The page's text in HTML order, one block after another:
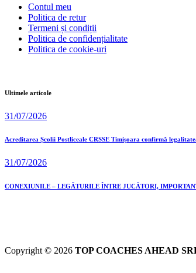
Contul meu
Politica de retur
Termeni și condiții
Politica de confidențialitate
Politica de cookie-uri
Ultimele articole
31/07/2026
Acreditarea Școlii Postliceale CRSSE Timișoara confirmă
31/07/2026
CONEXIUNILE – LEGĂTURILE ÎNTRE JUCĂTORI,
Copyright © 2026 TOP COACHES AHEAD